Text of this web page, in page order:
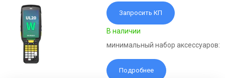
Запросить КП
В наличии
минимальный набор аксессуаров:
Подробнее